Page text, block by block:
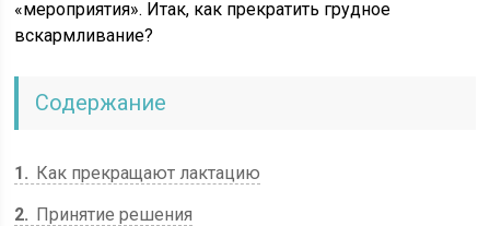
«мероприятия». Итак, как прекратить грудное
вскармливание?
Содержание
1
Как прекращают лактацию
2
Принятие решения